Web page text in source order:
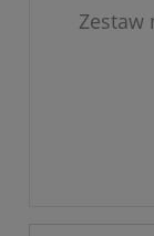
Zestaw